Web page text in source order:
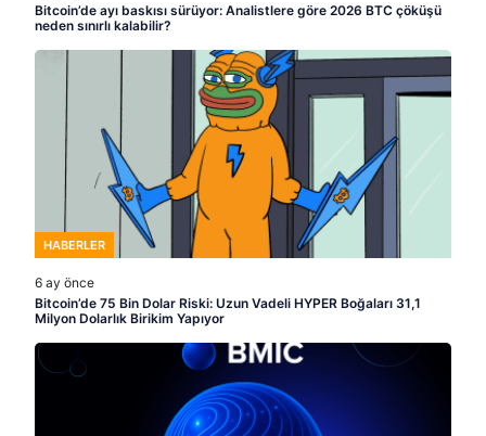
Bitcoin’de ayı baskısı sürüyor: Analistlere göre 2026 BTC çöküşü
neden sınırlı kalabilir?
HABERLER
6 ay önce
Bitcoin’de 75 Bin Dolar Riski: Uzun Vadeli HYPER Boğaları 31,1
Milyon Dolarlık Birikim Yapıyor